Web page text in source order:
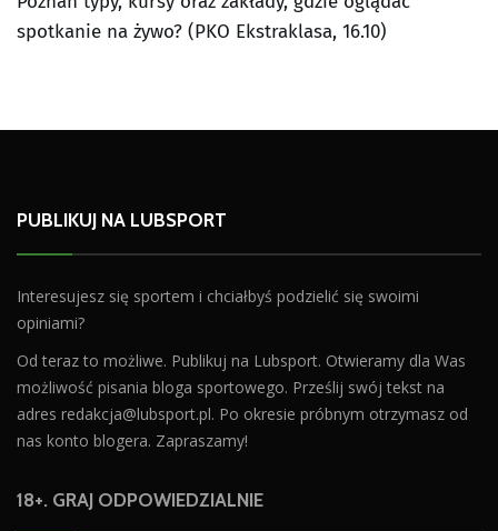
spotkanie na żywo? (PKO Ekstraklasa, 16.10)
PUBLIKUJ NA LUBSPORT
Interesujesz się sportem i chciałbyś podzielić się swoimi
opiniami?
Od teraz to możliwe. Publikuj na Lubsport. Otwieramy dla Was
możliwość pisania bloga sportowego. Prześlij swój tekst na
adres redakcja@lubsport.pl. Po okresie próbnym otrzymasz od
nas konto blogera. Zapraszamy!
18+. GRAJ ODPOWIEDZIALNIE